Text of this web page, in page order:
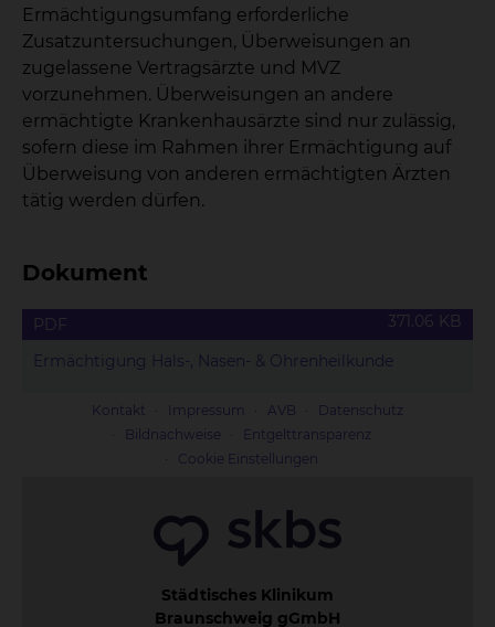
Ermächtigungsumfang erforderliche
Zusatzuntersuchungen, Überweisungen an
zugelassene Vertragsärzte und MVZ
vorzunehmen. Überweisungen an andere
ermächtigte Krankenhausärzte sind nur zulässig,
sofern diese im Rahmen ihrer Ermächtigung auf
Überweisung von anderen ermächtigten Ärzten
tätig werden dürfen.
Dokument
PDF
Ermächtigung Hals-, Nasen- & Ohrenheilkunde
371.06 KB
Kontakt Impressum AVB
Datenschutz
Bildnachweise
Entgelttransparenz
Cookie Einstellungen
Städtisches Klinikum
Braunschweig gGmbH